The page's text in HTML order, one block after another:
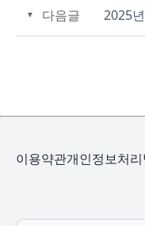
다음글
이용약관개인정보처리